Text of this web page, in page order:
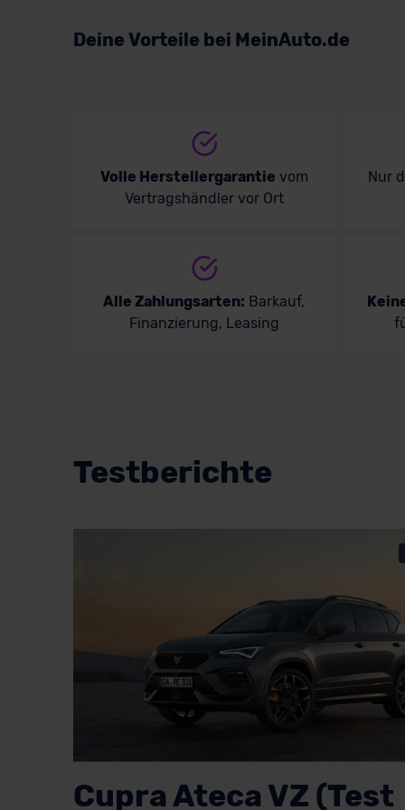
Volvo
Deine Vorteile bei MeinAuto.de
Volle Herstellergarantie vom
Vertragshändler vor Ort
Nur
Alle Zahlungsarten: Barkauf,
Finanzierung, Leasing
Testberichte
Cupra Ateca VZ (Test